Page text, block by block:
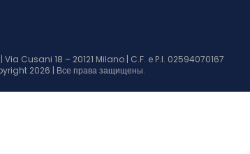
Cusani 18 – 20121 Milano | C.F. e P.I. 02594070167
2026 | Все права защищены.